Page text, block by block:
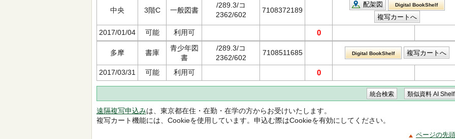
中央 3階C 一般図書
/289.3/コ
2362/602
7108372189
配架図 Digital BookShelf
2017/01/04 可能 利用可 0
多摩 書庫
青少年図
書
/289.3/コ
2362/602
7108511685 Digital BookShelf
2017/03/31 可能 利用可 0
遠隔複写申込みは、東京都在住・在勤・在学の方からお受けいたします。
複写カート機能には、Cookieを使用しています。申込む際はCookieを有効にしてください。
ページの先